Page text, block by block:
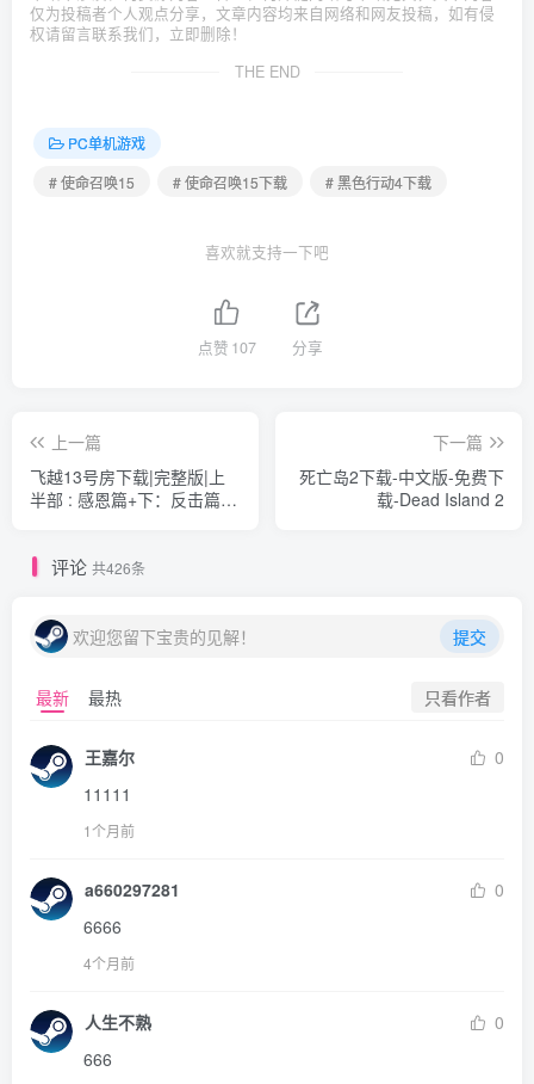
仅为投稿者个人观点分享，文章内容均来自网络和网友投稿，如有侵
权请留言联系我们，立即删除！
THE END
PC单机游戏
# 使命召唤15
# 使命召唤15下载 # 黑色行动4下载
喜欢就支持一下吧
点赞 107 分享
上一篇
飞越13号房下载|完整版|上
半部 : 感恩篇+下：反击篇|
下一篇
死亡岛2下载-中文版-免费下
载-Dead Island 2
评论 共426条
欢迎您留下宝贵的见解！ 提交
最新 最热 只看作者
王嘉尔
0
11111
1个月前
a660297281
0
6666
4个月前
人生不熟
0
666